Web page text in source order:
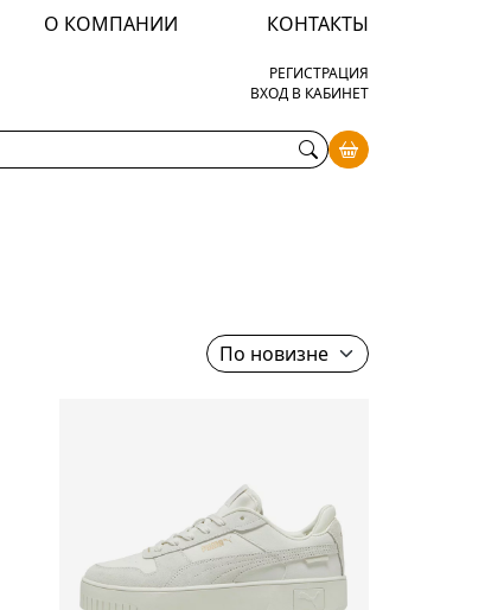
О КОМПАНИИ
КОНТАКТЫ
РЕГИСТРАЦИЯ
ВХОД В КАБИНЕТ